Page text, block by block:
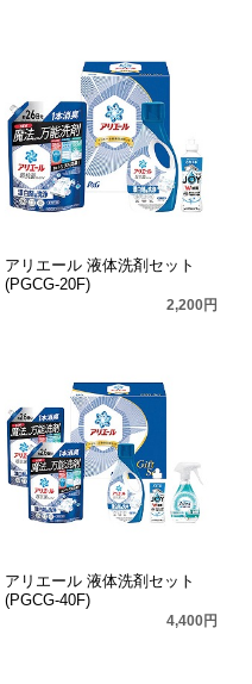
アリエール 液体洗剤セット
(PGCG-20F)
2,200円
アリエール 液体洗剤セット
(PGCG-40F)
4,400円